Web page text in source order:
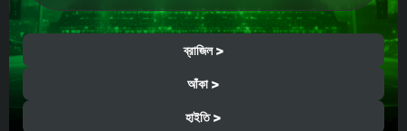
ব্রাজিল >
আঁকা >
হাইতি >